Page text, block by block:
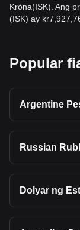
Króna(ISK). Ang
(ISK) ay
Popular
Argentine
Russian
Dolyar ng